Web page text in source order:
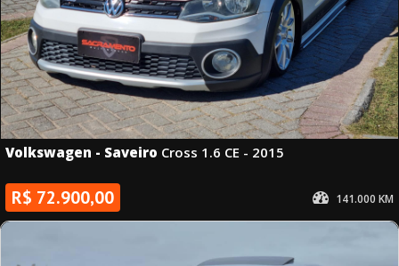
Volkswagen - Saveiro Cross 1.6 CE - 2015
R$ 72.900,00 141.000 KM
Branca Álc./Gasol.